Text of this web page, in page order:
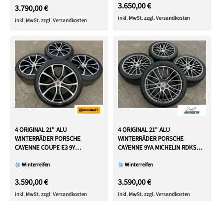
3.790,00 €
inkl. MwSt. zzgl. Versandkosten
3.650,00 €
inkl. MwSt. zzgl. Versandkosten
4 ORIGINAL 21" ALU
WINTERRÄDER PORSCHE
CAYENNE COUPE E3 9Y
Winterreifen
3.590,00 €
inkl. MwSt. zzgl. Versandkosten
4 ORIGINAL 21" ALU
WINTERRÄDER PORSCHE
CAYENNE 9YA MICHELIN RDKS
Winterreifen
3.590,00 €
inkl. MwSt. zzgl. Versandkosten